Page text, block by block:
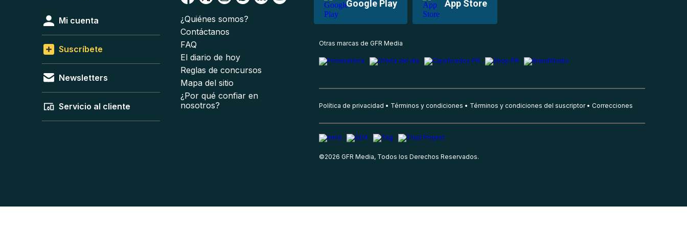
Google Play App Store
Mi cuenta
Suscríbete
Newsletters
Servicio al cliente
¿Quiénes somos?
Contáctanos
FAQ
El diario de hoy
Reglas de concursos
Mapa del sitio
¿Por qué confiar en
nosotros?
Otras marcas de GFR Media
Política de privacidad Términos y condiciones Términos y condiciones del suscriptor Correcciones
©2026 GFR Media, Todos los Derechos Reservados.